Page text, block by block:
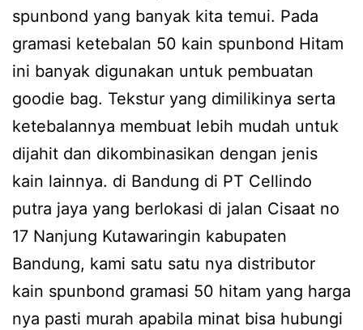
spunbond yang banyak kita temui. Pada
gramasi ketebalan 50 kain spunbond Hitam
ini banyak digunakan untuk pembuatan
goodie bag. Tekstur yang dimilikinya serta
ketebalannya membuat lebih mudah untuk
dijahit dan dikombinasikan dengan jenis
kain lainnya. di Bandung di PT Cellindo
putra jaya yang berlokasi di jalan Cisaat no
17 Nanjung Kutawaringin kabupaten
Bandung, kami satu satu nya distributor
kain spunbond gramasi 50 hitam yang harga
nya pasti murah apabila minat bisa hubungi